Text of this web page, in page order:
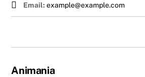
Email: example@example.com
Animania